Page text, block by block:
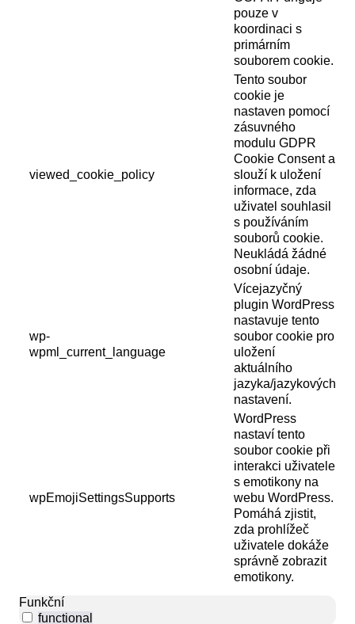
pouze v
koordinaci s
primárním
souborem cookie.
viewed_cookie_policy
Tento soubor
cookie je
nastaven pomocí
zásuvného
modulu GDPR
Cookie Consent a
slouží k uložení
informace, zda
uživatel souhlasil
s používáním
souborů cookie.
Neukládá žádné
osobní údaje.
wp-
wpml_current_language
Vícejazyčný
plugin WordPress
nastavuje tento
soubor cookie pro
uložení
aktuálního
jazyka/jazykových
nastavení.
wpEmojiSettingsSupports
WordPress
nastaví tento
soubor cookie při
interakci uživatele
s emotikony na
webu WordPress.
Pomáhá zjistit,
zda prohlížeč
uživatele dokáže
správně zobrazit
emotikony.
Funkční
functional